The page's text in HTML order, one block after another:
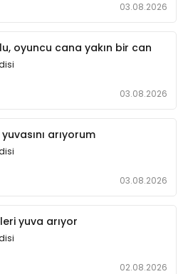
03.08.2026
oyuncu cana yakın bir can
03.08.2026
arıyorum
03.08.2026
yuva arıyor
02.08.2026